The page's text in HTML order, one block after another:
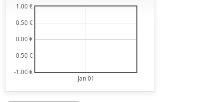
Jan 01
-1.00 €
-0.50 €
0.00 €
0.50 €
1.00 €